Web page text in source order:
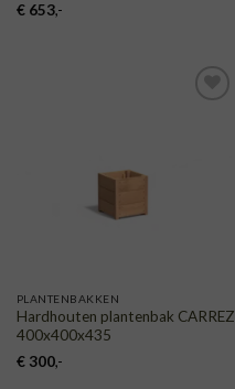
€653,-
PLANTENBAKKEN
Hardhouten plantenbak CARREZ
400x400x435
€300,-